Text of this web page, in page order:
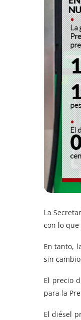
La
con lo
En tanto,
sin
El precio
para la
El diésel